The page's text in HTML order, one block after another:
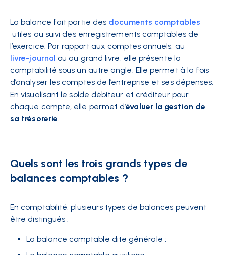
La balance fait partie des documents comptables
utiles au suivi des enregistrements comptables de
l’exercice. Par rapport aux comptes annuels, au
livre-journal ou au grand livre, elle présente la
comptabilité sous un autre angle. Elle permet à la fois
d’analyser les comptes de l’entreprise et ses dépenses.
En visualisant le solde débiteur et créditeur pour
chaque compte, elle permet d’évaluer la gestion de
sa trésorerie.
Quels sont les trois grands types de
balances comptables ?
En comptabilité, plusieurs types de balances peuvent
être distingués :
La balance comptable dite générale ;